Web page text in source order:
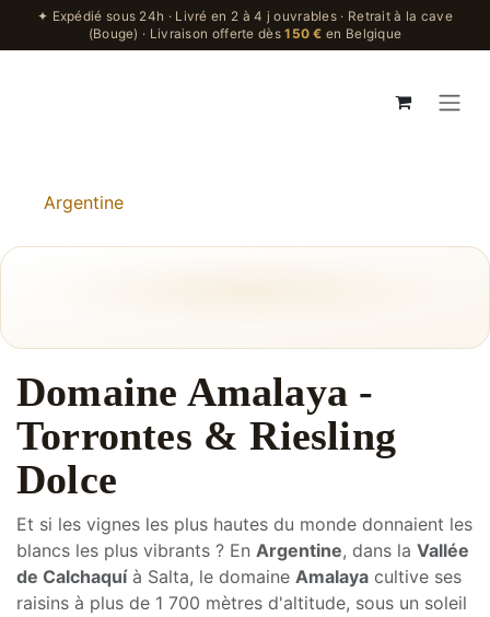
Se rendre au contenu
✦ Expédié sous 24h · Livré en 2 à 4 j ouvrables · Retrait à la cave
(Bouge) · Livraison offerte dès150 € en Belgique
Argentine
ARGENTINE
Domaine Amalaya -
Torrontes & Riesling Dolce
Et si les vignes les plus hautes du monde donnaient les
blancs les plus vibrants ? EnArgentine , dans la
Vallée de Calchaquíà Salta, le domaineAmalaya
cultive ses raisins à plus de 1 700 mètres d'altitude,